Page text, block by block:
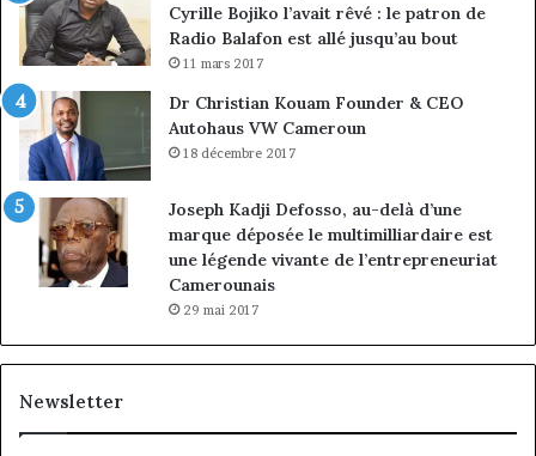
Cyrille Bojiko l’avait rêvé : le patron de
Radio Balafon est allé jusqu’au bout
11 mars 2017
Dr Christian Kouam Founder & CEO
Autohaus VW Cameroun
18 décembre 2017
Joseph Kadji Defosso, au-delà d’une
marque déposée le multimilliardaire est
une légende vivante de l’entrepreneuriat
Camerounais
29 mai 2017
Newsletter